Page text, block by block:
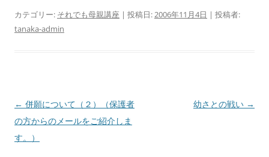
カテゴリー: それでも母親講座 | 投稿日:2006年11月4日 | 投稿者:
tanaka-admin
投
稿
ナ
← 併願について（２）（保護者
の方からのメールをご紹介しま
す。）
幼さとの戦い →